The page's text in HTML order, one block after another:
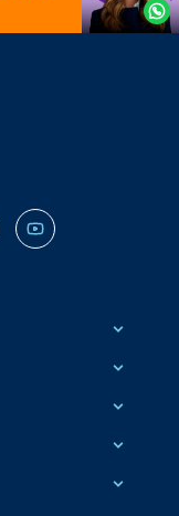
Whatsapp